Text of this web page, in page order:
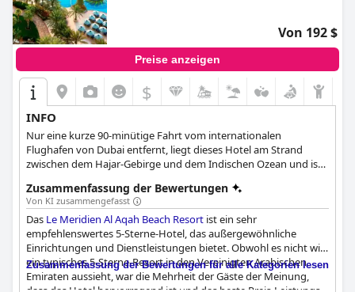
Von 192 $
Preise anzeigen
$
INFO
Nur eine kurze 90-minütige Fahrt vom internationalen
Flughafen von Dubai entfernt, liegt dieses Hotel am Strand
zwischen dem Hajar-Gebirge und dem Indischen Ozean und ist
moderne, familienfreundliche Resort bietet geräumige Zimmer
mit Meerblick, ein Spa, einen Kinderclub, einen Teenie-Club
sowie Freizeit- und Konferenzeinrichtungen.
Zusammenfassung der Bewertungen
Von KI zusammengefasst
Das Le Meridien Al Aqah Beach Resort ist ein sehr
empfehlenswertes 5-Sterne-Hotel, das außergewöhnliche
Einrichtungen und Dienstleistungen bietet. Obwohl es nicht wie
ein typisches 5-Sterne-Resort in den Vereinigten Arabischen
Emiraten aussieht, war die Mehrheit der Gäste der Meinung,
Zusammenfassung der Bewertungen für alle Kategorien lesen